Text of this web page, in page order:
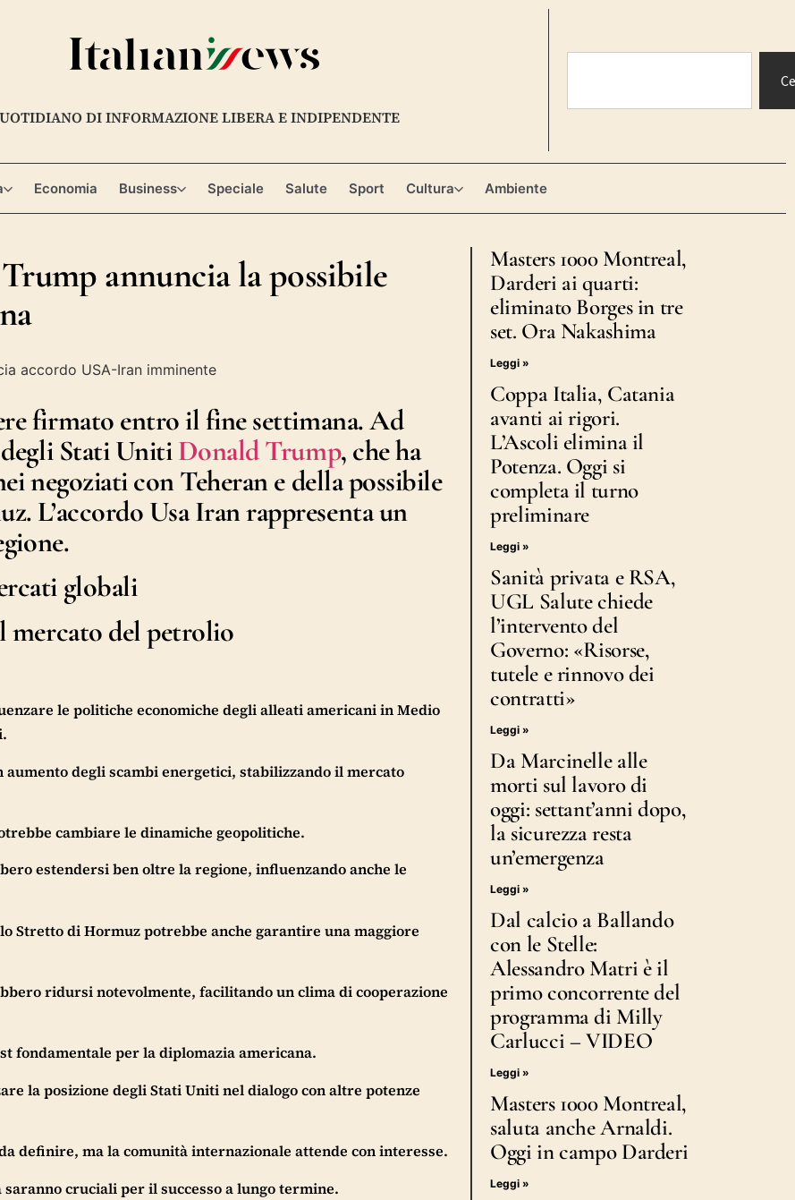
DI INFORMAZIONE LIBERA E INDIPENDENTE
Economia Business Speciale Salute Sport Cultura Ambiente
annuncia la possibile
firmato entro il fine settimana. Ad
Stati UnitiDonald Trump, che ha
negoziati con Teheran e della possibile
L’accordo Usa Iranrappresenta un
globali
mercato del petrolio
le politiche economiche degli alleati americani in Medio
degli scambi energetici, stabilizzando il mercato
cambiare le dinamiche geopolitiche.
estendersi ben oltre la regione, influenzando anche le
Stretto di Hormuz potrebbe anche garantire una maggiore
ridursi notevolmente, facilitando un clima di cooperazione
fondamentale per la diplomazia americana.
la posizione degli Stati Uniti nel dialogo con altre potenze
definire, ma la comunità internazionale attende con interesse.
cruciali per il successo a lungo termine.
Masters 1000 Montreal,
Darderi ai quarti:
eliminato Borges in tre
set. Ora Nakashima
Leggi »
Coppa Italia, Catania
avanti ai rigori.
L’Ascoli elimina il
Potenza. Oggi si
completa il turno
preliminare
Leggi »
Sanità privata e RSA,
UGL Salute chiede
l’intervento del
Governo: «Risorse,
tutele e rinnovo dei
contratti»
Leggi »
Da Marcinelle alle
morti sul lavoro di
oggi: settant’anni dopo,
la sicurezza resta
un’emergenza
Leggi »
Dal calcio a Ballando
con le Stelle:
Alessandro Matri è il
primo concorrente del
programma di Milly
Carlucci – VIDEO
Leggi »
Masters 1000 Montreal,
saluta anche Arnaldi.
Oggi in campo Darderi
Leggi »